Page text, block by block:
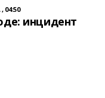
04:50
инцидент